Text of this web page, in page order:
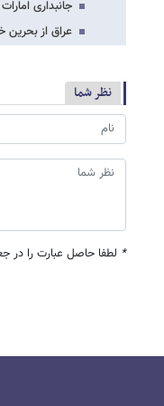
جانبداری
عراق از
نظر شما
* لطفا حاصل عبارت را در